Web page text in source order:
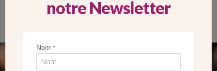
SEUL VOTRE DON
notre Newsletter
Nom*